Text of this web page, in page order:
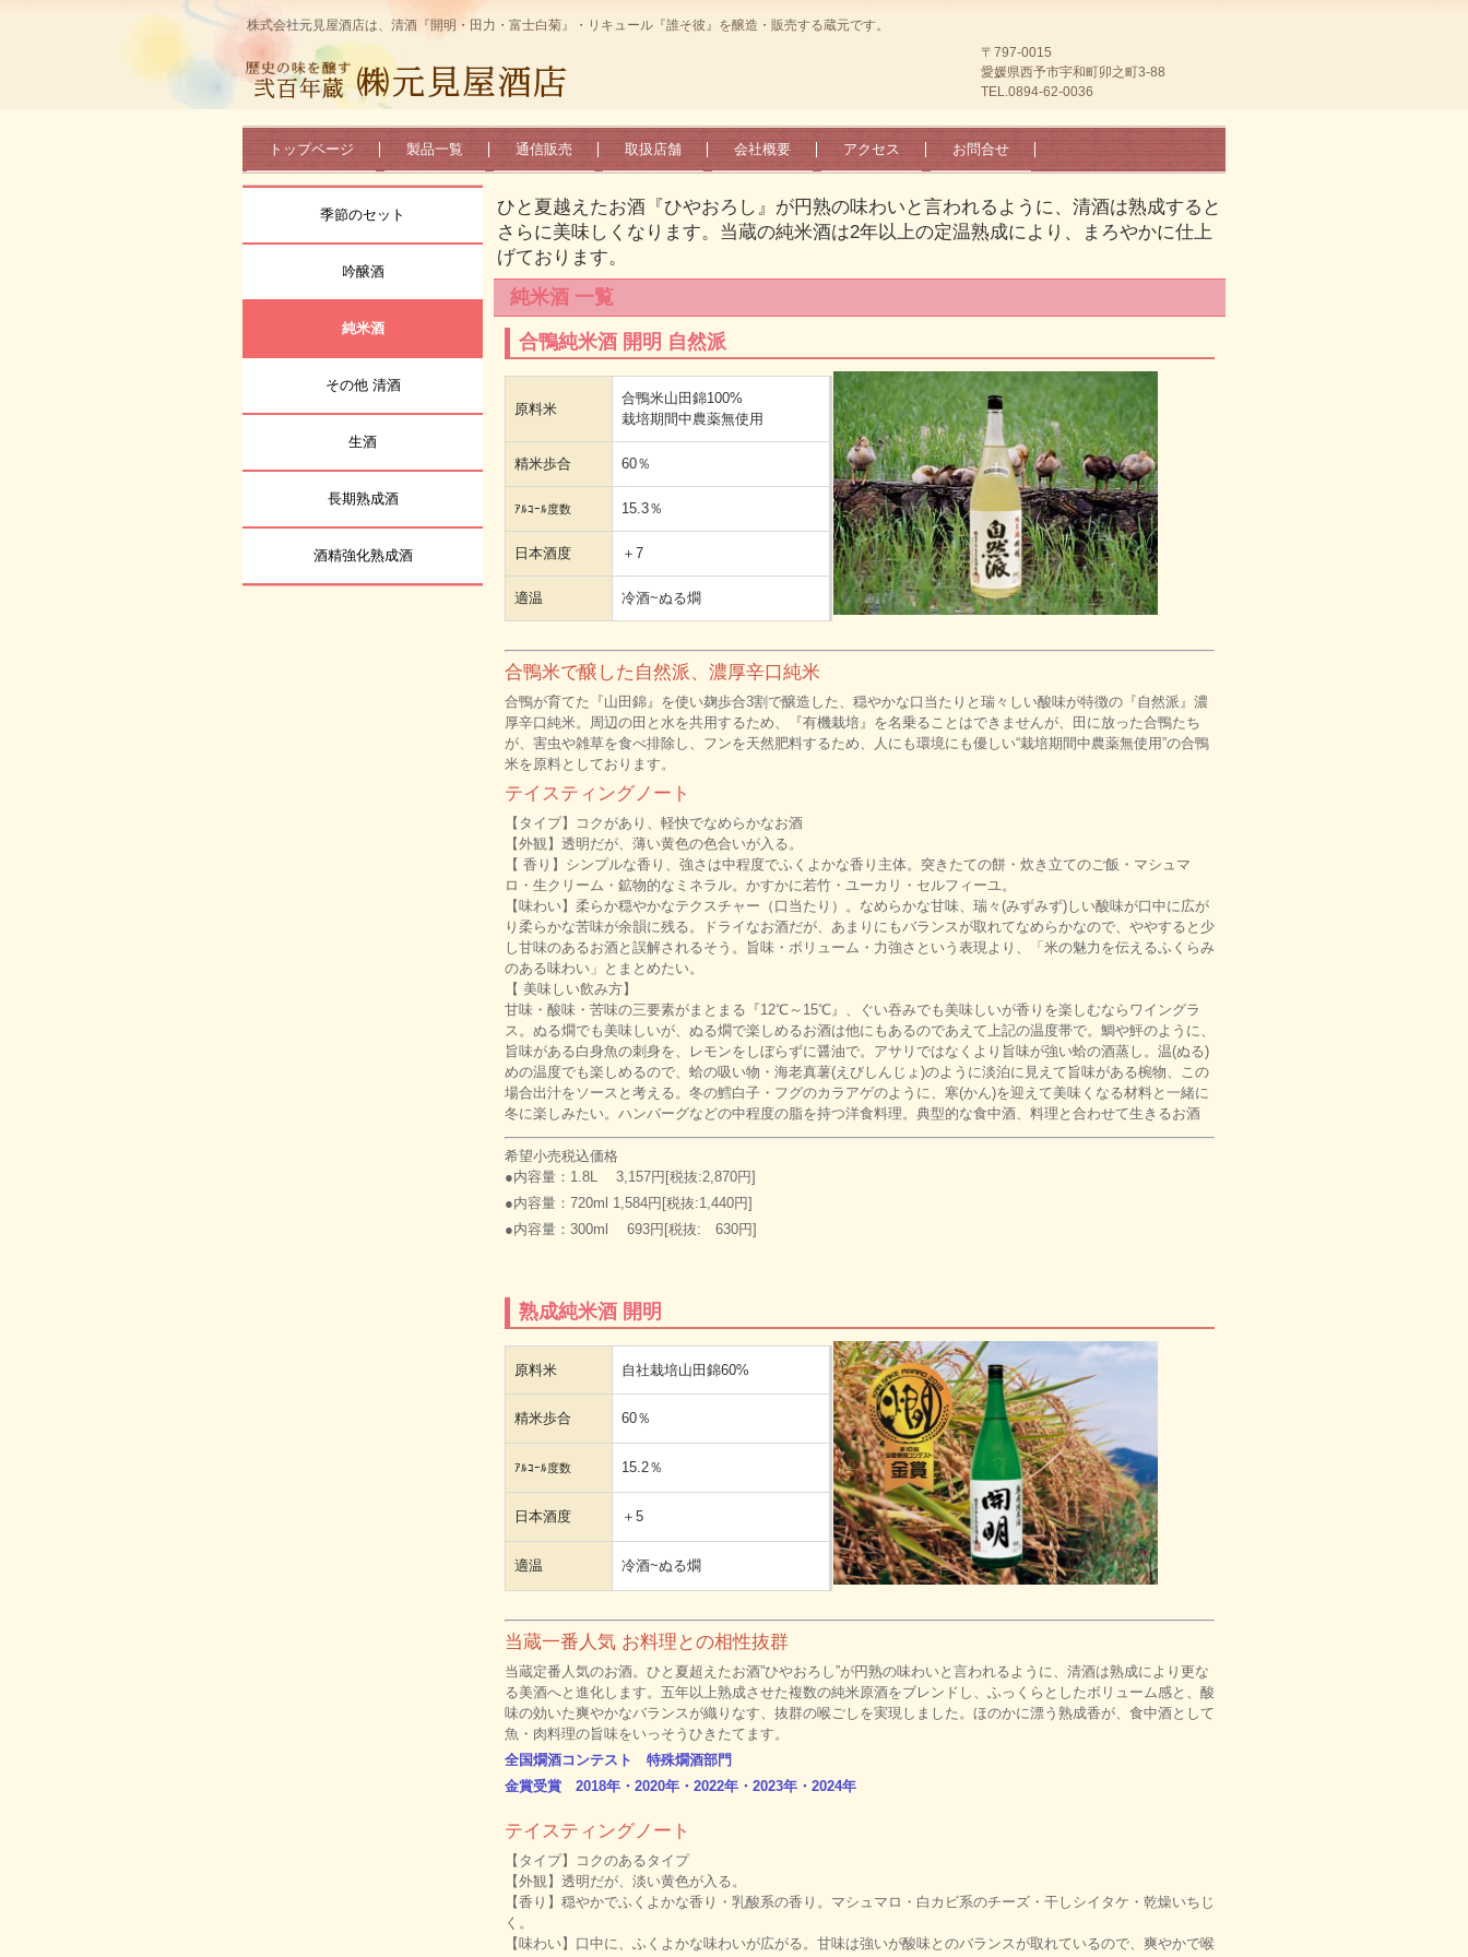
株式会社元見屋酒店は、清酒『開明・田力・富士白菊』・リキュール『誰そ彼』を醸造・販売する蔵元です。
〒797-0015
愛媛県西予市宇和町卯之町3-88
TEL.0894-62-0036
トップページ 製品一覧 通信販売 取扱店舗 会社概要 アクセス お問合せ
ひと夏越えたお酒『ひやおろし』が円熟の味わいと言われるように、清酒は熟成すると
さらに美味しくなります。当蔵の純米酒は2年以上の定温熟成により、まろやかに仕上
げております。
純米酒 一覧
合鴨純米酒 開明 自然派
原料米
合鴨米山田錦100%
栽培期間中農薬無使用
精米歩合 60％
ｱﾙｺｰﾙ度数 15.3％
日本酒度 ＋7
適温 冷酒~ぬる燗
合鴨米で醸した自然派、濃厚辛口純米
合鴨が育てた『山田錦』を使い麹歩合3割で醸造した、穏やかな口当たりと瑞々しい酸味が特徴の『自然派』濃
厚辛口純米。周辺の田と水を共用するため、『有機栽培』を名乗ることはできませんが、田に放った合鴨たち
が、害虫や雑草を食べ排除し、フンを天然肥料するため、人にも環境にも優しい“栽培期間中農薬無使用”の合鴨
米を原料としております。
テイスティングノート
【タイプ】コクがあり、軽快でなめらかなお酒
【外観】透明だが、薄い黄色の色合いが入る。
【 香り】シンプルな香り、強さは中程度でふくよかな香り主体。突きたての餅・炊き立てのご飯・マシュマ
ロ・生クリーム・鉱物的なミネラル。かすかに若竹・ユーカリ・セルフィーユ。
【味わい】柔らか穏やかなテクスチャー（口当たり）。なめらかな甘味、瑞々(みずみず)しい酸味が口中に広が
り柔らかな苦味が余韻に残る。ドライなお酒だが、あまりにもバランスが取れてなめらかなので、ややすると少
し甘味のあるお酒と誤解されるそう。旨味・ボリューム・力強さという表現より、「米の魅力を伝えるふくらみ
のある味わい」とまとめたい。
【 美味しい飲み方】
甘味・酸味・苦味の三要素がまとまる『12℃～15℃』、ぐい吞みでも美味しいが香りを楽しむならワイングラ
ス。ぬる燗でも美味しいが、ぬる燗で楽しめるお酒は他にもあるのであえて上記の温度帯で。鯛や鮃のように、
旨味がある白身魚の刺身を、レモンをしぼらずに醤油で。アサリではなくより旨味が強い蛤の酒蒸し。温(ぬる)
めの温度でも楽しめるので、蛤の吸い物・海老真薯(えびしんじょ)のように淡泊に見えて旨味がある椀物、この
場合出汁をソースと考える。冬の鱈白子・フグのカラアゲのように、寒(かん)を迎えて美味くなる材料と一緒に
冬に楽しみたい。ハンバーグなどの中程度の脂を持つ洋食料理。典型的な食中酒、料理と合わせて生きるお酒
希望小売税込価格
●内容量：1.8L 3,157円[税抜:2,870円]
●内容量：720ml 1,584円[税抜:1,440円]
●内容量：300ml 693円[税抜: 630円]
熟成純米酒 開明
原料米 自社栽培山田錦60%
精米歩合 60％
ｱﾙｺｰﾙ度数 15.2％
日本酒度 ＋5
適温 冷酒~ぬる燗
当蔵一番人気 お料理との相性抜群
当蔵定番人気のお酒。ひと夏超えたお酒”ひやおろし”が円熟の味わいと言われるように、清酒は熟成により更な
る美酒へと進化します。五年以上熟成させた複数の純米原酒をブレンドし、ふっくらとしたボリューム感と、酸
味の効いた爽やかなバランスが織りなす、抜群の喉ごしを実現しました。ほのかに漂う熟成香が、食中酒として
魚・肉料理の旨味をいっそうひきたてます。
全国燗酒コンテスト 特殊燗酒部門
金賞受賞 2018年・2020年・2022年・2023年・2024年
テイスティングノート
【タイプ】コクのあるタイプ
【外観】透明だが、淡い黄色が入る。
【香り】穏やかでふくよかな香り・乳酸系の香り。マシュマロ・白カビ系のチーズ・干しシイタケ・乾燥いちじ
く。
【味わい】口中に、ふくよかな味わいが広がる。甘味は強いが酸味とのバランスが取れているので、爽やかで喉
季節のセット
吟醸酒
純米酒
その他 清酒
生酒
長期熟成酒
酒精強化熟成酒